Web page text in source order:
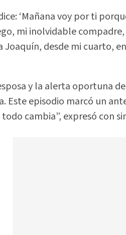
‘Mañana voy por ti
mi inolvidable
Joaquín, desde mi cuarto,
y la alerta oportuna
Este episodio marcó un
cambia”, expresó con